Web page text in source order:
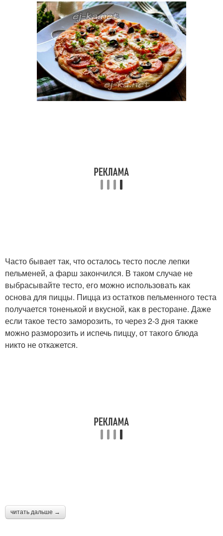
Часто бывает так, что осталось тесто после лепки
пельменей, а фарш закончился. В таком случае не
выбрасывайте тесто, его можно использовать как
основа для пиццы. Пицца из остатков пельменного теста
получается тоненькой и вкусной, как в ресторане. Даже
если такое тесто заморозить, то через 2-3 дня также
можно разморозить и испечь пиццу, от такого блюда
никто не откажется.
читать дальше →